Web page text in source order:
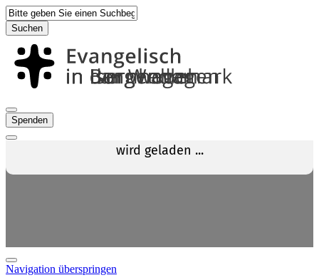
Suchen
Spenden
Navigation überspringen